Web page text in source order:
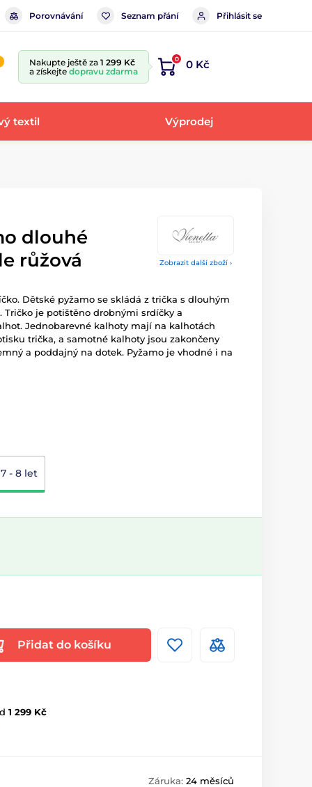
Porovnávání Seznam přání Přihlásit se
Nakupte ještě za 1 299 Kč
a získejte dopravu zdarma
0 0 Kč
textil Výprodej
Zobrazit další zboží ›
dlouhé
růžová
Dětské pyžamo se skládá z trička s dlouhým
Tričko je potištěno drobnými srdíčky a
Jednobarevné kalhoty mají na kalhotách
trička, a samotné kalhoty jsou zakončeny
a poddajný na dotek. Pyžamo je vhodné i na
7 - 8 let
Přidat do košíku
1 299 Kč
Záruka: 24 měsíců